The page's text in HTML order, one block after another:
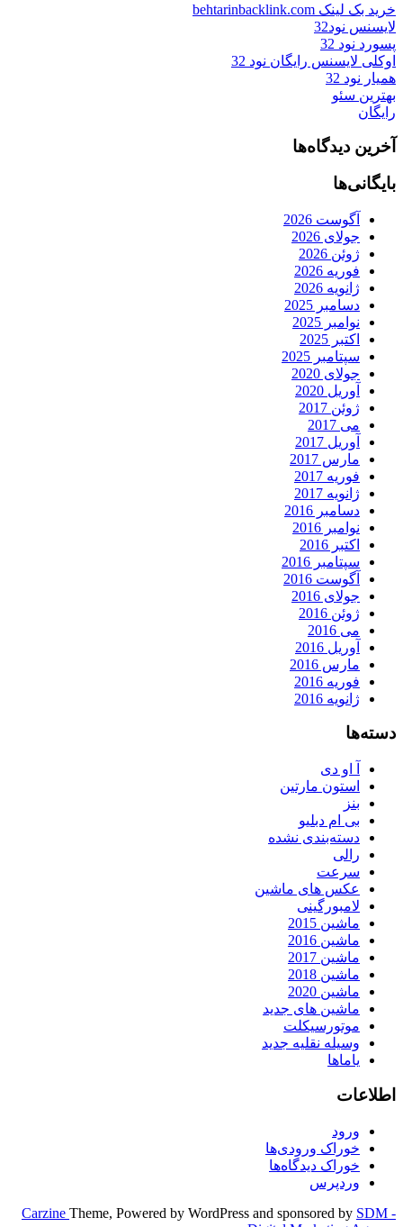
خرید بک لینک behtarinbacklink.com
لایسنس نود32
پسورد نود 32
اوکلی لایسنس رایگان نود 32
همیار نود 32
بهترین سئو
رایگان
آخرین دیدگاه‌ها
بایگانی‌ها
آگوست 2026
جولای 2026
ژوئن 2026
فوریه 2026
ژانویه 2026
دسامبر 2025
نوامبر 2025
اکتبر 2025
سپتامبر 2025
جولای 2020
آوریل 2020
ژوئن 2017
می 2017
آوریل 2017
مارس 2017
فوریه 2017
ژانویه 2017
دسامبر 2016
نوامبر 2016
اکتبر 2016
سپتامبر 2016
آگوست 2016
جولای 2016
ژوئن 2016
می 2016
آوریل 2016
مارس 2016
فوریه 2016
ژانویه 2016
دسته‌ها
آ او دی
استون مارتین
بنز
بی ام دبلیو
دسته‌بندی نشده
رالی
سرعت
عکس های ماشین
لامبورگینی
ماشین 2015
ماشین 2016
ماشین 2017
ماشین 2018
ماشین 2020
ماشین های جدید
موتورسیکلت
وسیله نقلیه جدید
یاماها
اطلاعات
ورود
خوراک ورودی‌ها
خوراک دیدگاه‌ها
وردپرس
Carzine Theme, Powered by WordPress and sponsored by SDM -